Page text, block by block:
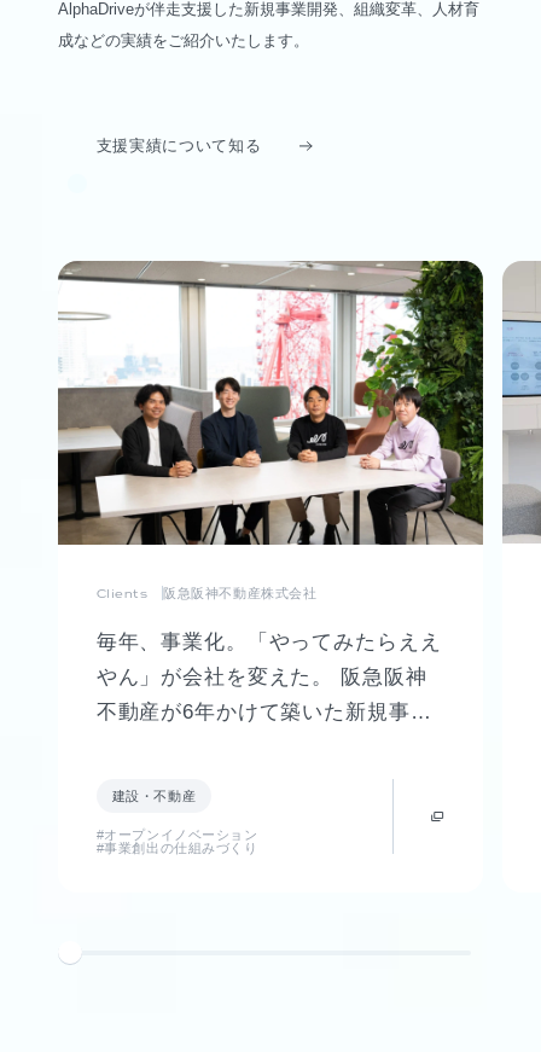
AlphaDriveが伴走支援した新規事業開発、組織変革、人材育
成などの実績をご紹介いたします。
支援実績について知る
Clients 阪急阪神不動産株式会社
毎年、事業化。「やってみたらええ
やん」が会社を変えた。 阪急阪神
不動産が6年かけて築いた新規事業
建設・不動産
#オープンイノベーション
#事業創出の仕組みづくり